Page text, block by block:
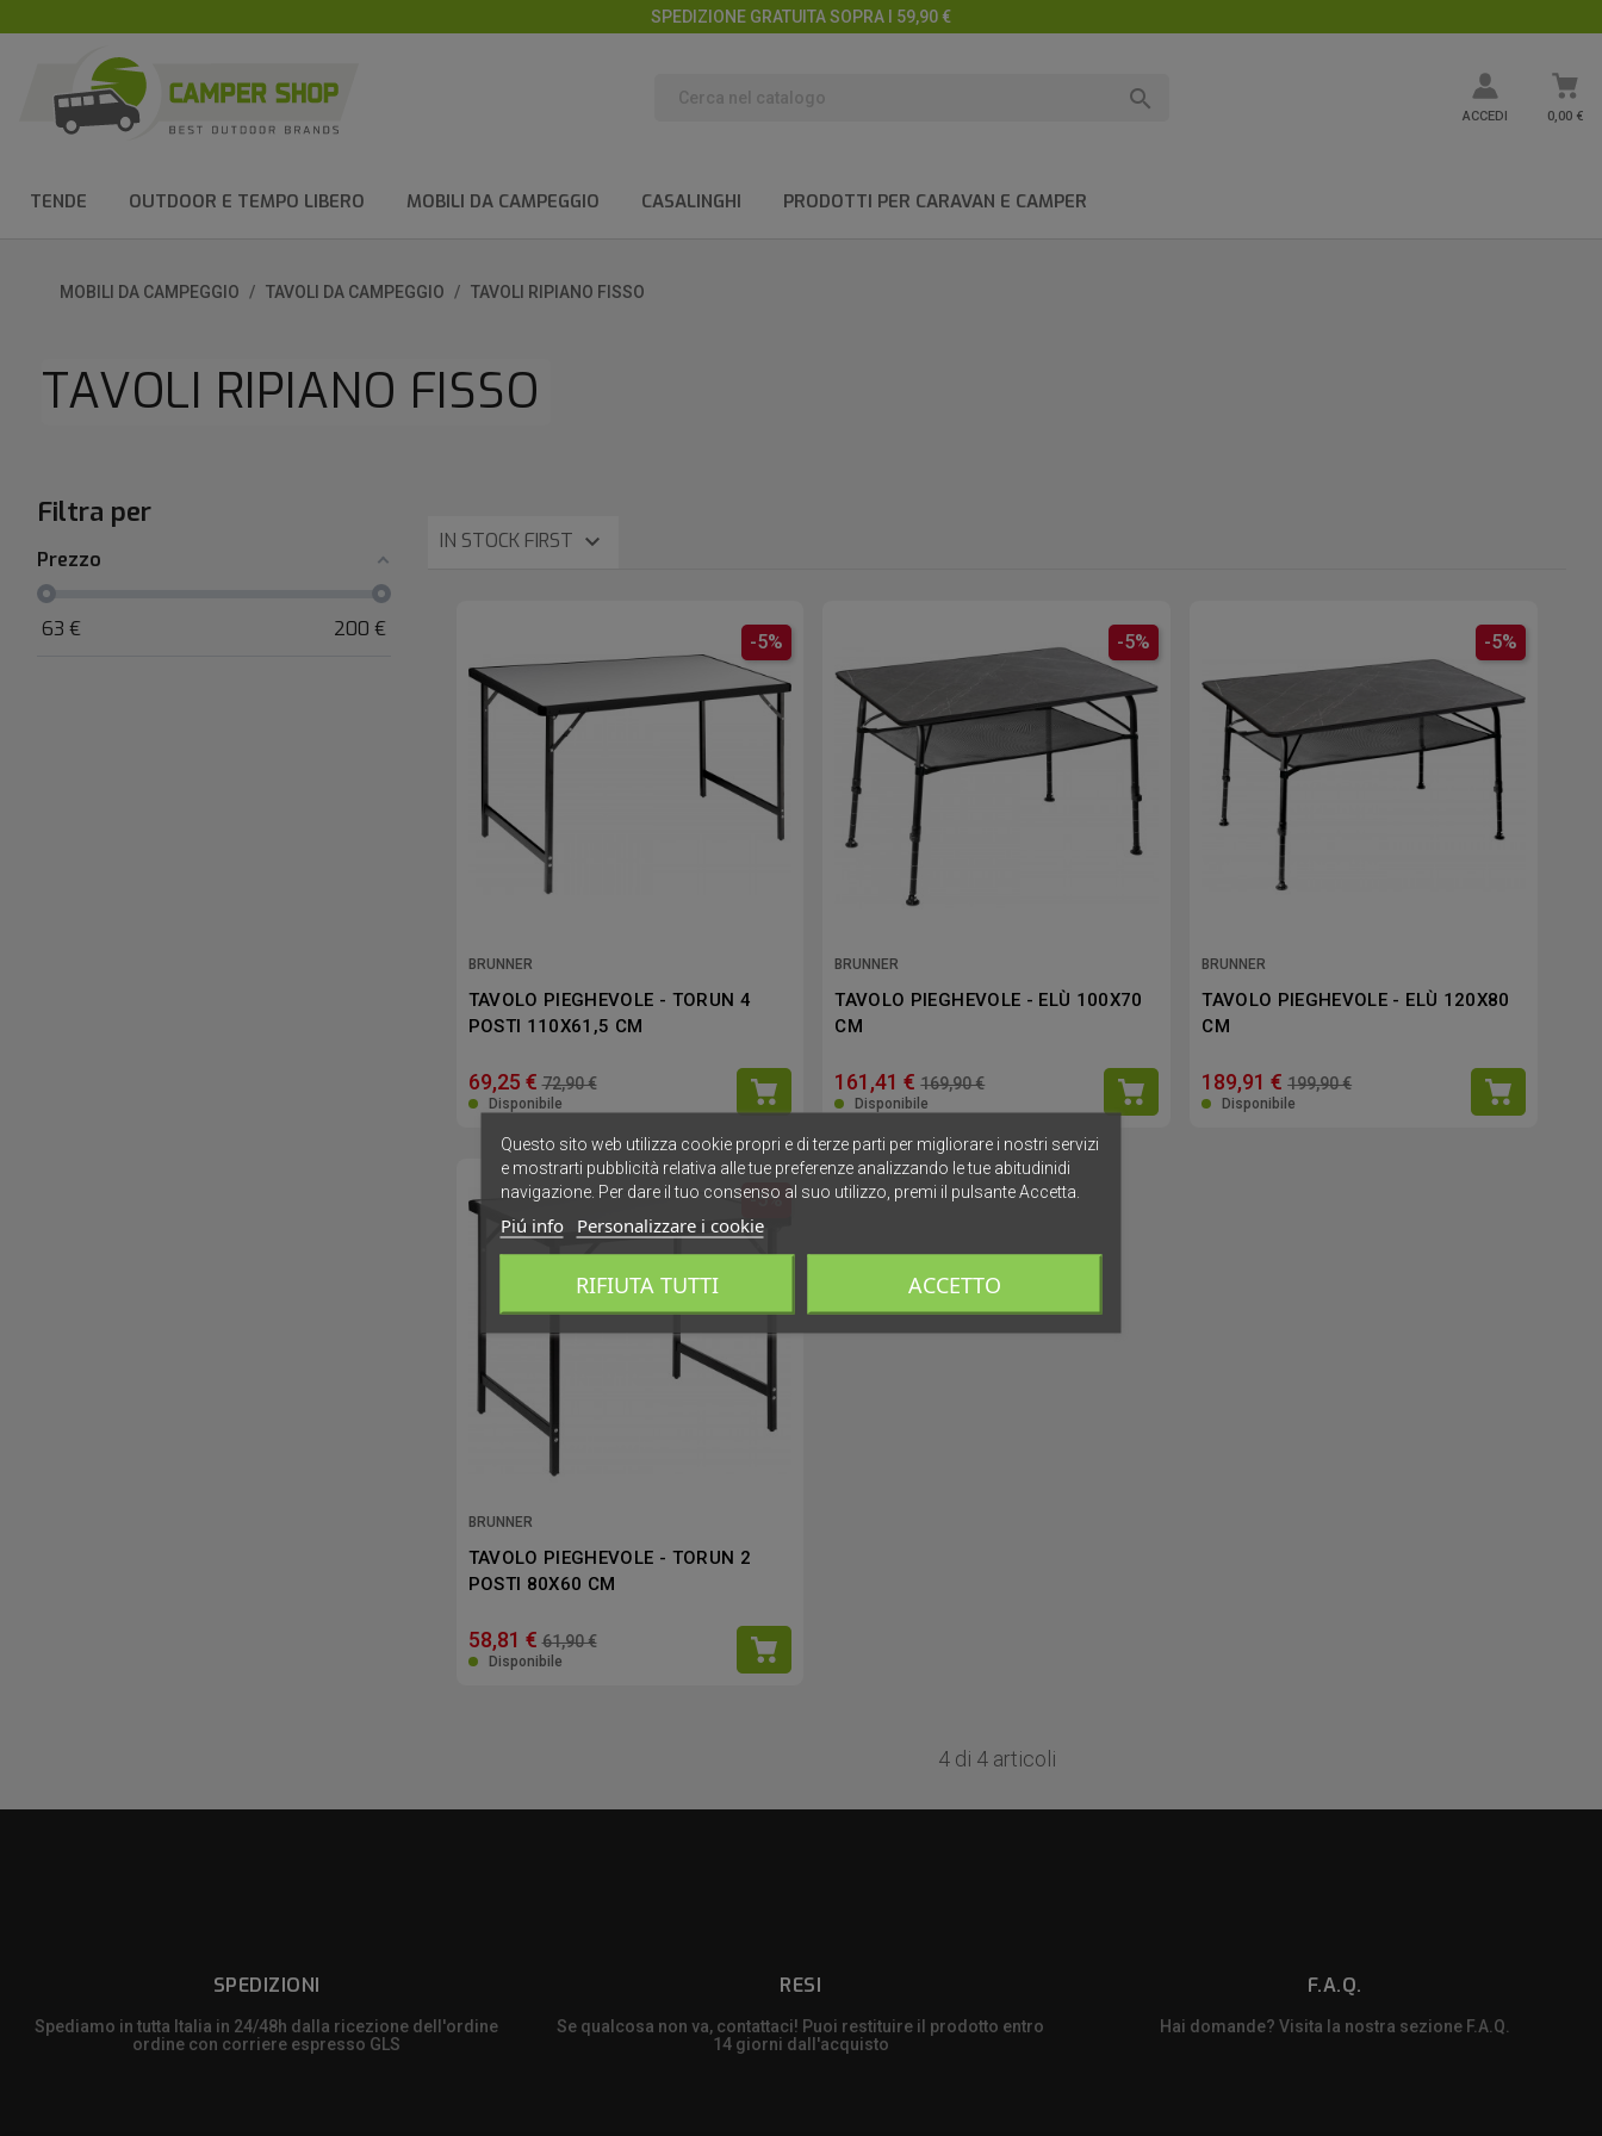
SPEDIZIONE GRATUITA SOPRA I 59,90 €

ACCEDI 0,00 €
TENDE OUTDOOR E TEMPO LIBERO MOBILI DA CAMPEGGIO CASALINGHI PRODOTTI PER CARAVAN E CAMPER
MOBILI DA CAMPEGGIO TAVOLI DA CAMPEGGIO TAVOLI RIPIANO FISSO
TAVOLI RIPIANO FISSO
Filtra per
Prezzo
63 € 200 €
IN STOCK FIRST 
BRUNNER
TAVOLO PIEGHEVOLE - TORUN 4
POSTI 110X61,5 CM
69,25 € 72,90 €
Disponibile
-5%
BRUNNER
TAVOLO PIEGHEVOLE - ELÙ 100X70
CM
161,41 € 169,90 €
Disponibile
-5%
BRUNNER
TAVOLO PIEGHEVOLE - ELÙ 120X80
CM
189,91 € 199,90 €
Disponibile
-5%
BRUNNER
TAVOLO PIEGHEVOLE - TORUN 2
POSTI 80X60 CM
58,81 € 61,90 €
Disponibile
-5%
4 di 4 articoli
SPEDIZIONI
Spediamo in tutta Italia in 24/48h dalla ricezione dell'ordine
ordine con corriere espresso GLS
RESI
Se qualcosa non va, contattaci! Puoi restituire il prodotto entro
14 giorni dall'acquisto
F.A.Q.
Hai domande? Visita la nostra sezione F.A.Q.
Questo sito web utilizza cookie propri e di terze parti per migliorare i nostri servizi
e mostrarti pubblicità relativa alle tue preferenze analizzando le tue abitudinidi
navigazione. Per dare il tuo consenso al suo utilizzo, premi il pulsante Accetta.
Piú info Personalizzare i cookie
RIFIUTA TUTTI ACCETTO